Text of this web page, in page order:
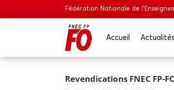
Fédération Nationale de
Accueil Actua­li­tés
Reven­di­ca­tions FNEC FP-